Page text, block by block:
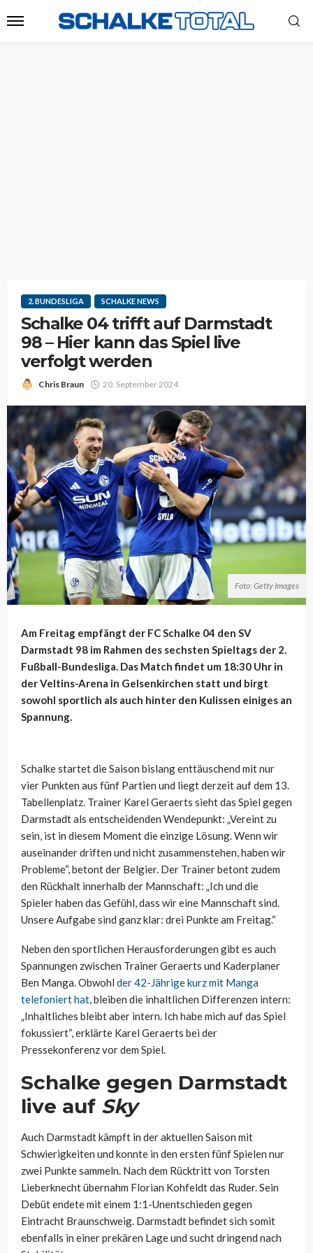
2. BUNDESLIGA SCHALKE NEWS
Schalke 04 trifft auf Darmstadt
98 – Hier kann das Spiel live
verfolgt werden
Chris Braun 20. September 2024
Foto: Getty Images
Am Freitag empfängt der FC Schalke 04 den SV
Darmstadt 98 im Rahmen des sechsten Spieltags der 2.
Fußball-Bundesliga. Das Match findet um 18:30 Uhr in
der Veltins-Arena in Gelsenkirchen statt und birgt
sowohl sportlich als auch hinter den Kulissen einiges an
Spannung.
Schalke startet die Saison bislang enttäuschend mit nur
vier Punkten aus fünf Partien und liegt derzeit auf dem 13.
Tabellenplatz. Trainer Karel Geraerts sieht das Spiel gegen
Darmstadt als entscheidenden Wendepunkt: „Vereint zu
sein, ist in diesem Moment die einzige Lösung. Wenn wir
auseinander driften und nicht zusammenstehen, haben wir
Probleme“, betont der Belgier. Der Trainer betont zudem
den Rückhalt innerhalb der Mannschaft: „Ich und die
Spieler haben das Gefühl, dass wir eine Mannschaft sind.
Unsere Aufgabe sind ganz klar: drei Punkte am Freitag.“
Neben den sportlichen Herausforderungen gibt es auch
Spannungen zwischen Trainer Geraerts und Kaderplaner
Ben Manga. Obwohl der 42-Jährige kurz mit Manga
telefoniert hat, bleiben die inhaltlichen Differenzen intern:
„Inhaltliches bleibt aber intern. Ich habe mich auf das Spiel
fokussiert“, erklärte Karel Geraerts bei der
Pressekonferenz vor dem Spiel.
Schalke gegen Darmstadt
live auf Sky
Auch Darmstadt kämpft in der aktuellen Saison mit
Schwierigkeiten und konnte in den ersten fünf Spielen nur
zwei Punkte sammeln. Nach dem Rücktritt von Torsten
Lieberknecht übernahm Florian Kohfeldt das Ruder. Sein
Debüt endete mit einem 1:1-Unentschieden gegen
Eintracht Braunschweig. Darmstadt befindet sich somit
ebenfalls in einer prekären Lage und sucht dringend nach